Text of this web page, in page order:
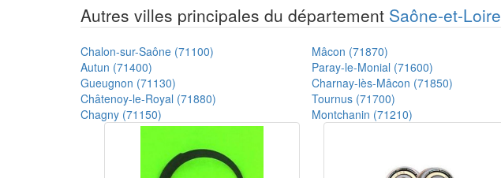
Autres villes principales du département Saône-et-Loire
Chalon-sur-Saône (71100) Mâcon (71870)
Autun (71400)
Paray-le-Monial (71600)
Gueugnon (71130)
Charnay-lès-Mâcon (71850)
Châtenoy-le-Royal (71880)
Tournus (71700)
Chagny (71150)
Montchanin (71210)